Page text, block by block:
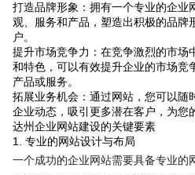
打造品牌形象：拥有一个专业的企业
观、服务和产品，塑造出积极的品牌
户。
提升市场竞争力：在竞争激烈的市场
和特色，可以有效提升企业的市场竞
产品或服务。
拓展业务机会：通过网站，您可以随
企业动态，吸引更多潜在客户，为您
达州企业网站建设的关键要素
1. 专业的网站设计与布局
一个成功的企业网站需要具备专业的